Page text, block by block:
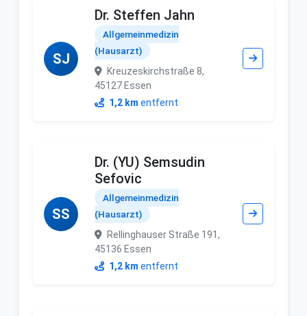
SJ
Dr. Steffen Jahn
Allgemeinmedizin
(Hausarzt)
Kreuzeskirchstraße 8,
45127 Essen
1,2 km entfernt
SS
Dr. (YU) Semsudin
Sefovic
Allgemeinmedizin
(Hausarzt)
Rellinghauser Straße 191,
45136 Essen
1,2 km entfernt